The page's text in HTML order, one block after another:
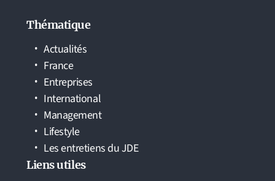
Thématique
Actualités
France
Entreprises
International
Management
Lifestyle
Les entretiens du JDE
Liens utiles